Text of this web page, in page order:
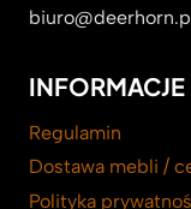
INFORMACJE
Regulamin
Dostawa mebli /
Polityka